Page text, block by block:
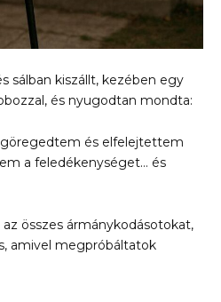
sálban kiszállt, kezében egy
és nyugodtan mondta:
és elfelejtettem
a feledékenységet… és
összes ármánykodásotokat,
amivel megpróbáltatok